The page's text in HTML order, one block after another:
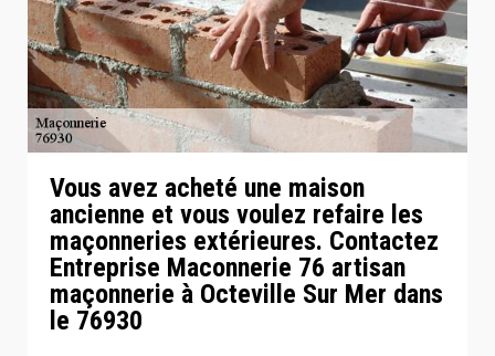
Vous avez acheté une maison
ancienne et vous voulez refaire les
maçonneries extérieures. Contactez
Entreprise Maconnerie 76 artisan
maçonnerie à Octeville Sur Mer dans
le 76930